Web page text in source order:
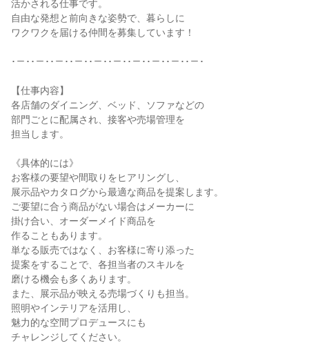
活かされる仕事です。
自由な発想と前向きな姿勢で、暮らしに
ワクワクを届ける仲間を募集しています！
･－･･－･･－･･－･･－･･－･･－･･－･･－･･－･
【仕事内容】
各店舗のダイニング、ベッド、ソファなどの
部門ごとに配属され、接客や売場管理を
担当します。
《具体的には》
お客様の要望や間取りをヒアリングし、
展示品やカタログから最適な商品を提案します。
ご要望に合う商品がない場合はメーカーに
掛け合い、オーダーメイド商品を
作ることもあります。
単なる販売ではなく、お客様に寄り添った
提案をすることで、各担当者のスキルを
磨ける機会も多くあります。
また、展示品が映える売場づくりも担当。
照明やインテリアを活用し、
魅力的な空間プロデュースにも
チャレンジしてください。